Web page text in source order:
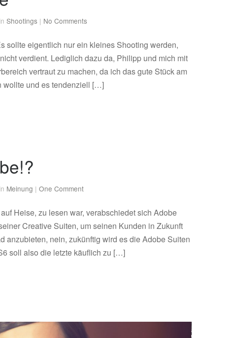
Shootings | No Comments
sollte eigentlich nur ein kleines Shooting werden,
verdient. Lediglich dazu da, Philipp und mich mit
vertraut zu machen, da ich das gute Stück am
wollte und es tendenziell […]
Meinung | One Comment
Heise, zu lesen war, verabschiedet sich Adobe
Creative Suiten, um seinen Kunden in Zukunft
anzubieten, nein, zukünftig wird es die Adobe Suiten
soll also die letzte käuflich zu […]